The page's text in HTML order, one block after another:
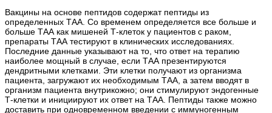
Вакцины на основе пептидов содержат пептиды из
определенных ТАА. Со временем определяется все больше и
больше ТАА как мишеней Т-клеток у пациентов с раком,
препараты ТАА тестируют в клинических исследованиях.
Последние данные указывают на то, что ответ на терапию
наиболее мощный в случае, если ТАА презентируются
дендритными клетками. Эти клетки получают из организма
пациента, загружают их необходимым ТАА, а затем вводят в
организм пациента внутрикожно; они стимулируют эндогенные
Т-клетки и инициируют их ответ на ТАА. Пептиды также можно
доставить при одновременном введении с иммуногенным